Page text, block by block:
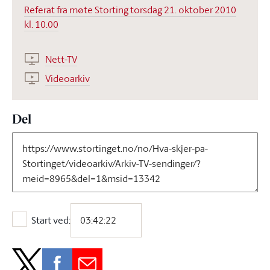
Referat fra møte Storting torsdag 21. oktober 2010
kl. 10.00
Nett-TV
Videoarkiv
Del
Start ved:
Start ved: